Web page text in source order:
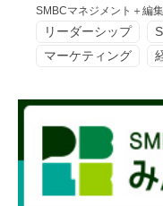
SMBCマネジメント＋編
リーダーシップ
マーケティング